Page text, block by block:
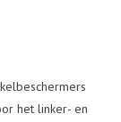
het linker- en